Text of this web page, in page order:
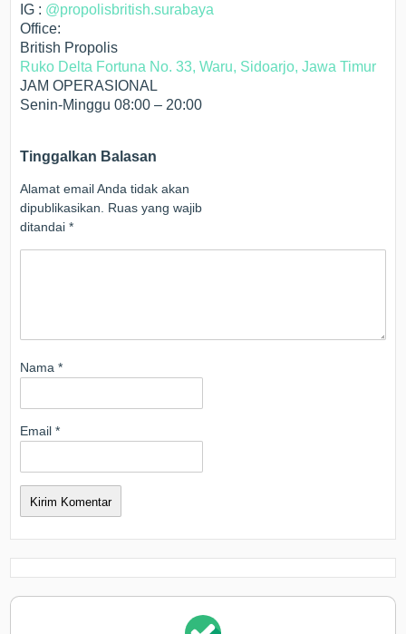
IG : @propolisbritish.surabaya
Office:
British Propolis
Ruko Delta Fortuna No. 33, Waru, Sidoarjo, Jawa Timur
JAM OPERASIONAL
Senin-Minggu 08:00 – 20:00
Tinggalkan Balasan
Alamat email Anda tidak akan
dipublikasikan.
Ruas yang wajib
ditandai*
Nama*
Email*